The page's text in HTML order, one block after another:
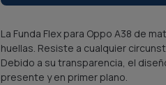
La Funda Flex para Oppo A38 de
huellas. Resiste a cualquier
Debido a su transparencia, el
presente y en primer plano.